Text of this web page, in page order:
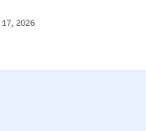
2026